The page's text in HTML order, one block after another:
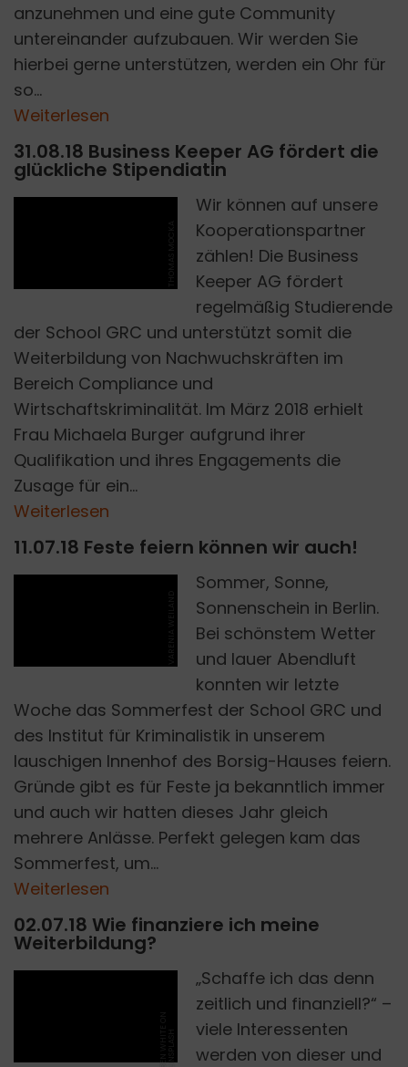
anzunehmen und eine gute Community
untereinander aufzubauen. Wir werden Sie
hierbei gerne unterstützen, werden ein Ohr für
so...
Weiterlesen
31.08.18 Business Keeper AG fördert die
glückliche Stipendiatin
Wir können auf unsere
Kooperationspartner
zählen! Die Business
Keeper AG fördert
regelmäßig Studierende
der School GRC und unterstützt somit die
Weiterbildung von Nachwuchskräften im
Bereich Compliance und
Wirtschaftskriminalität. Im März 2018 erhielt
Frau Michaela Burger aufgrund ihrer
Qualifikation und ihres Engagements die
Zusage für ein...
Weiterlesen
11.07.18 Feste feiern können wir auch!
Sommer, Sonne,
Sonnenschein in Berlin.
Bei schönstem Wetter
und lauer Abendluft
konnten wir letzte
Woche das Sommerfest der School GRC und
des Institut für Kriminalistik in unserem
lauschigen Innenhof des Borsig-Hauses feiern.
Gründe gibt es für Feste ja bekanntlich immer
und auch wir hatten dieses Jahr gleich
mehrere Anlässe. Perfekt gelegen kam das
Sommerfest, um...
Weiterlesen
02.07.18 Wie finanziere ich meine
Weiterbildung?
„Schaffe ich das denn
zeitlich und finanziell?“ –
viele Interessenten
werden von dieser und